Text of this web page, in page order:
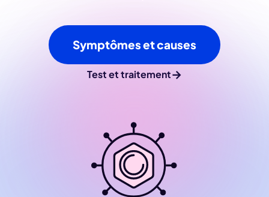
Symptômes et causes
Test et traitement→